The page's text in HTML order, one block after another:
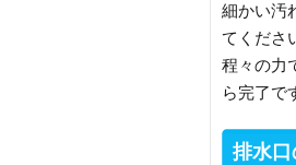
細かい汚
てくださ
程々の力
ら完了で
排水口